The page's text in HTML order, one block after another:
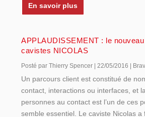
En savoir plus
APPLAUDISSEMENT : le
cavistes NICOLAS
Posté parThierry Spencer |22/05/2016
Un parcours client est constitué de
contact, interactions ou interfaces, et
personnes au contact est l’un de ces
semble essentiel. Le caviste Nicolas a